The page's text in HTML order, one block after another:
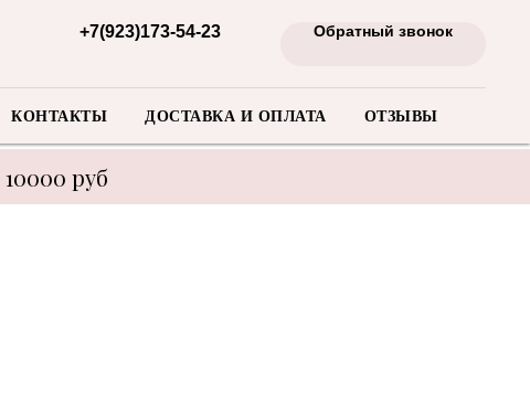
+7(923)173-54-23 Обратный звонок
КОНТАКТЫ ДОСТАВКА И ОПЛАТА ОТЗЫВЫ
руб
менеджера